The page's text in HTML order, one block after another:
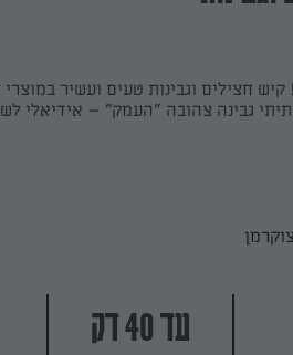
חצילים וגבינות טעים ועשיר במוצרי
גבינה צהובה "העמק" – אידיאלי
עד 40 דק